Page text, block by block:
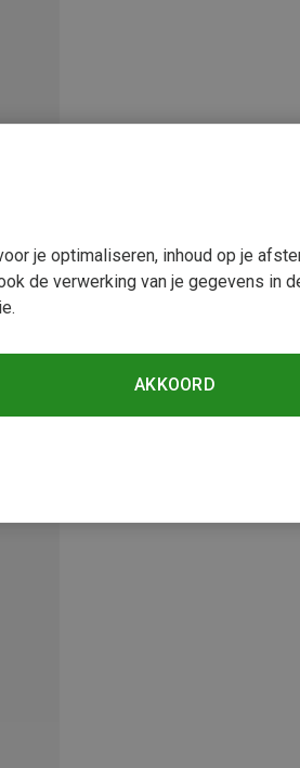
je optimaliseren, inhoud op je
de verwerking van je gegevens in
AKKOORD